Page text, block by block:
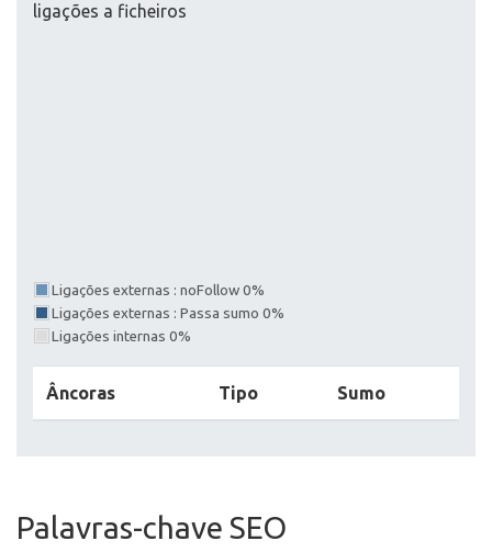
ligações a ficheiros
Ligações externas : noFollow 0%
Ligações externas : Passa sumo 0%
Ligações internas 0%
Âncoras Tipo Sumo
Palavras-chave SEO